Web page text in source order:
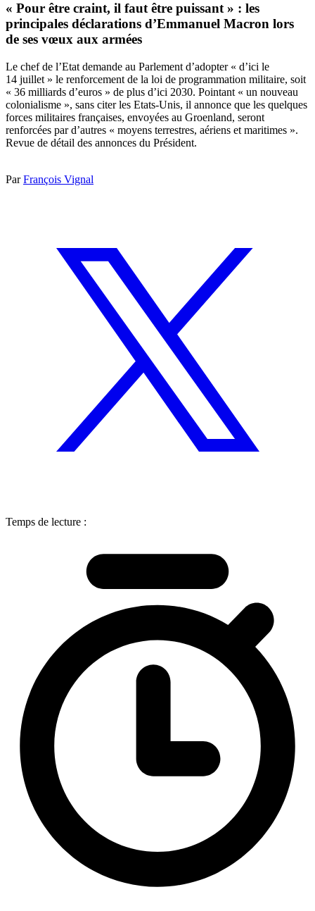
« Pour être craint, il faut être puissant » : les
principales déclarations d’Emmanuel Macron lors
de ses vœux aux armées
Le chef de l’Etat demande au Parlement d’adopter « d’ici le
14 juillet » le renforcement de la loi de programmation militaire, soit
« 36 milliards d’euros » de plus d’ici 2030. Pointant « un nouveau
colonialisme », sans citer les Etats-Unis, il annonce que les quelques
forces militaires françaises, envoyées au Groenland, seront
renforcées par d’autres « moyens terrestres, aériens et maritimes ».
Revue de détail des annonces du Président.
ParFrançois Vignal
Temps de lecture :